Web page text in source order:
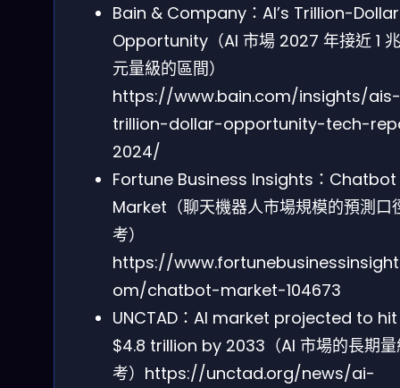
Bain & Company：AI’s Trillion-Dollar
Opportunity（AI 市場 2027 年接近 1
元量級的區間）
https://www.bain.com/insights/ais-
trillion-dollar-opportunity-tech-
2024/
Fortune Business Insights：Chatbot
Market（聊天機器人市場規模的預測口
考）
https://
om/chatbot-market-104673
UNCTAD：AI market projected to hit
$4.8 trillion by 2033（AI 市場的長期量
考）https://unctad.org/news/ai-